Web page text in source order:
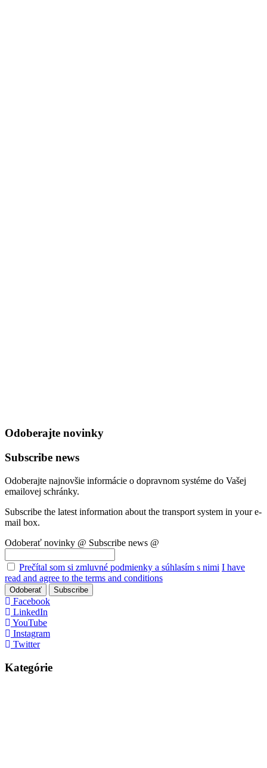
Odoberajte novinky
Subscribe news
Odoberajte najnovšie informácie o dopravnom systéme do Vašej
emailovej schránky.
Subscribe the latest information about the transport system in your e-
mail box.
Odoberať novinky @ Subscribe news @
Prečítal som si zmluvné podmienky a súhlasím s nimi I have
read and agree to the terms and conditions
Odoberať Subscribe
Facebook
LinkedIn
YouTube
Instagram
Twitter
Kategórie